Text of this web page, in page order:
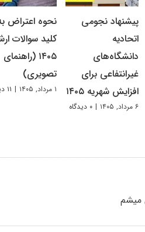
پیشنهاد نجومی
اتحادیه
دانشگاه‌های
غیرانتفاعی برای
افزایش شهریه ۱۴۰۵
۶ مرداد, ۱۴۰۵ | ۰ دیدگاه
نحوه اعتراض
کلید سوالات
۱۴۰۵ (راهنمای
تصویری)
۱ مرداد, ۱۴۰۵ | ۱۱ دیدگاه